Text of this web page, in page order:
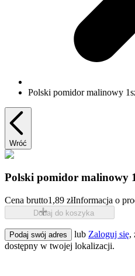
Polski pomidor malinowy
Wróć
Polski pomidor malinowy
Cena brutto1,89 złInformacja o
Dodaj do koszyka
Podaj swój adres lub Zaloguj się,
dostępny w twojej lokalizacji.